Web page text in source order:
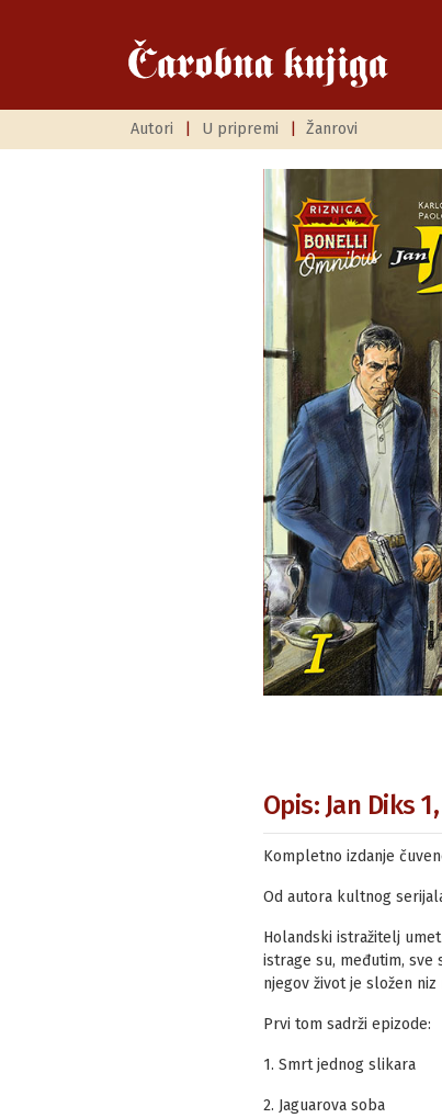
Autori U pripremi Žanrovi
Opis: Jan Diks
Kompletno izdanje
Od autora kultnog
Holandski istražitelj
istrage su, međutim, sve
njegov život je složen
Prvi tom sadrži epizode:
1. Smrt jednog slikara
2. Jaguarova soba